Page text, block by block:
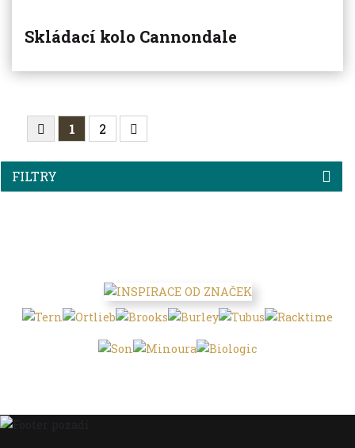
FILTRY
Skládací kolo Cannondale
1 2